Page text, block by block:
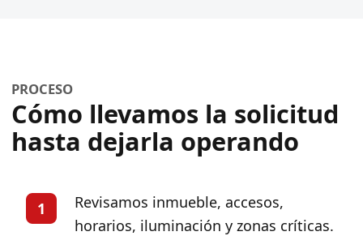
PROCESO
Cómo llevamos la solicitud
hasta dejarla operando
1
Revisamos inmueble, accesos,
horarios, iluminación y zonas críticas.